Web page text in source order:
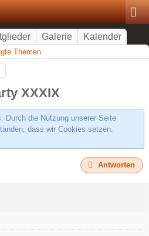
Galerie Kalender
Themen
XXXIX
Durch die Nutzung unserer Seite
dass wir Cookies setzen.
Antworten